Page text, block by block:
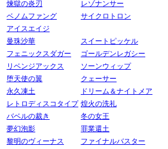
煉獄の炎刃
レゾナンサー
ベノムファング
サイクロトロン
アイスエイジ
曼珠沙華
スイートピッケル
フェニックスダガー
ゴールデンレガシー
リベンジアックス
ソーンウィップ
堕天使の翼
クェーサー
永久凍土
ドリーム＆ナイトメア
レトロディスコタイプ 煌火の洗礼
バベルの裁き
冬の女王
夢幻泡影
罪業還土
黎明のヴィーナス
ファイナルバスター